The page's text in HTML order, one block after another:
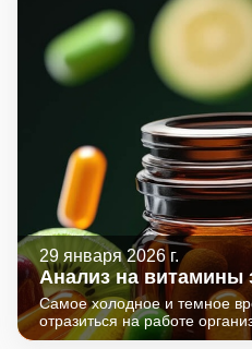
29 января 2026 г.
Анализ на витамины
показатели
Самое холодное и темное
отразиться на работе
солнечного света и